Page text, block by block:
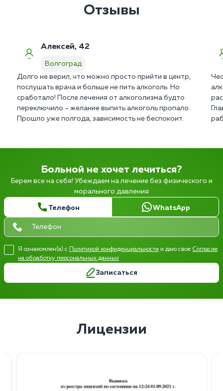
Отзывы
Алексей, 42
Волгоград
Долго не верил, что можно просто прийти в центр,
послушать врача и больше не пить алкоголь. Но
сработало! После лечения от алкоголизма будто
переключило – желание выпить алкоголь пропало.
Прошло уже полгода, зависимость не беспокоит.
Больной не хочет лечиться?
Берем все на себя! Убеждаем на лечение без физического и
морального давления
Телефон WhatsApp
Я ознакомлен(а) с Политикой конфиденциальности и даю свое Согласие
на обработку персональных данных
Записаться
Лицензии